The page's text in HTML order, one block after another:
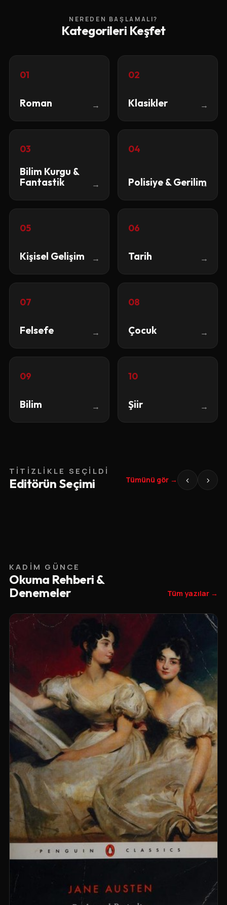
NEREDEN BAŞLAMALI?
Kategorileri Keşfet
01
Roman →
02
Klasikler →
03
Bilim Kurgu &
Fantastik
→
04
Polisiye & Gerilim
→
05
Kişisel Gelişim →
06
Tarih →
07
Felsefe →
08
Çocuk →
09
Bilim →
10
Şiir →
TITIZLIKLE SEÇILDI
Editörün Seçimi Tümünü gör → ‹ ›
KADIM GÜNCE
Okuma Rehberi &
Denemeler
Tüm yazılar →